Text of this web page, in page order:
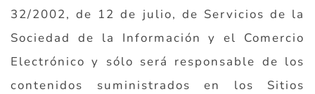
32/2002, de 12 de julio, de Servicios de la
Sociedad de la Información y el Comercio
Electrónico y sólo será responsable de los
contenidos suministrados en los Sitios